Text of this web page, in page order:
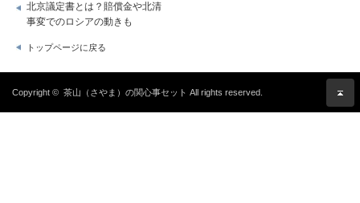
北京議定書とは？賠償金や北清
事変でのロシアの動きも
トップページに戻る
Copyright © 茶山（さやま）の関心事セット All rights reserved.